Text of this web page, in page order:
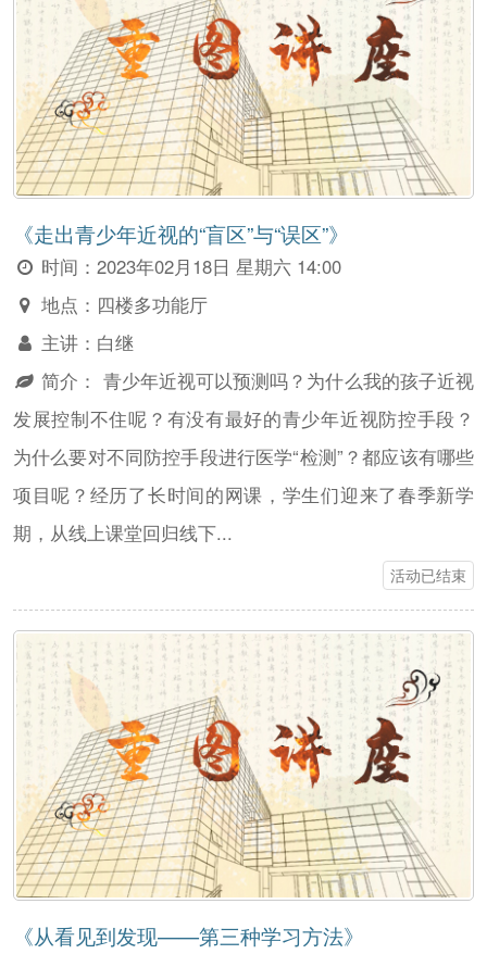
《走出青少年近视的“盲区”与“误区”》
时间：2023年02月18日 星期六 14:00
地点： 四楼多功能厅
主讲： 白继
简介： 青少年近视可以预测吗？为什么我的孩子近视
发展控制不住呢？有没有最好的青少年近视防控手段？
为什么要对不同防控手段进行医学“检测”？都应该有哪些
项目呢？经历了长时间的网课，学生们迎来了春季新学
期，从线上课堂回归线下...
活动已结束
《从看见到发现——第三种学习方法》